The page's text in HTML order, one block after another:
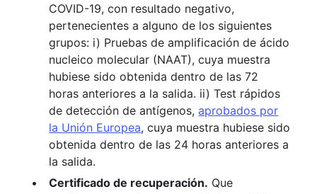
COVID-19, con resultado negativo,
pertenecientes a alguno de los siguientes
grupos: i) Pruebas de amplificación de ácido
nucleico molecular (NAAT), cuya muestra
hubiese sido obtenida dentro de las 72
horas anteriores a la salida. ii) Test rápidos
de detección de antígenos,aprobados por
la Unión Europea, cuya muestra hubiese sido
obtenida dentro de las 24 horas anteriores a
la salida.
Certificado de recuperación. Que